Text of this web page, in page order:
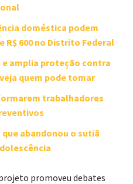
doméstica podem
600 no Distrito Federal
e amplia proteção contra
quem pode tomar
trabalhadores
abandonou o sutiã
promoveu debates